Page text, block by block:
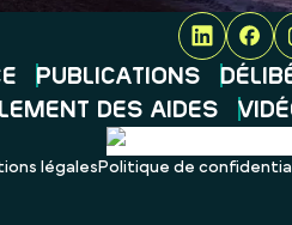
PUBLICATIONS
DES AIDES
légales Politique de